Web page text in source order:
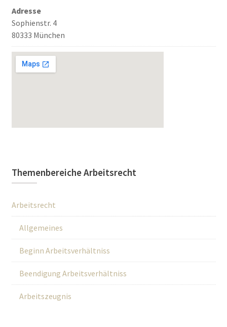
Adresse
Sophienstr. 4
80333 München
Themenbereiche Arbeitsrecht
Arbeitsrecht
Allgemeines
Beginn Arbeitsverhältniss
Beendigung Arbeitsverhältniss
Arbeitszeugnis